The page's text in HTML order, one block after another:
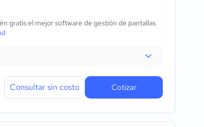
gratis el mejor software de gestión de pantallas
Consultar sin costo Cotizar